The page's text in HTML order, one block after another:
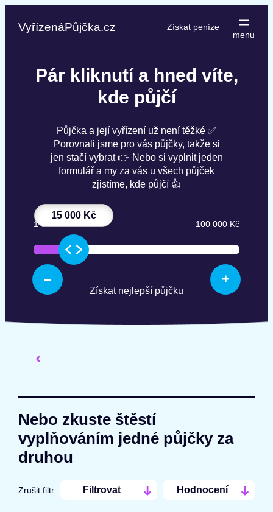
VyřízenáPůjčka.cz Získat peníze
Pár kliknutí a hned víte,
kde půjčí
Půjčka a její vyřízení už není těžké ✅
Porovnali jsme pro vás půjčky, takže si
jen stačí vybrat 👉 Nebo si vyplnit jeden
formulář a my za vás u všech půjček
zjistíme, kde půjčí 👍
15 000 Kč
– +
1 000 Kč 100 000 Kč
Získat nejlepší půjčku
‹
Nebo zkuste štěstí
vyplňováním jedné půjčky za
druhou
Zrušit filtr Filtrovat Hodnocení